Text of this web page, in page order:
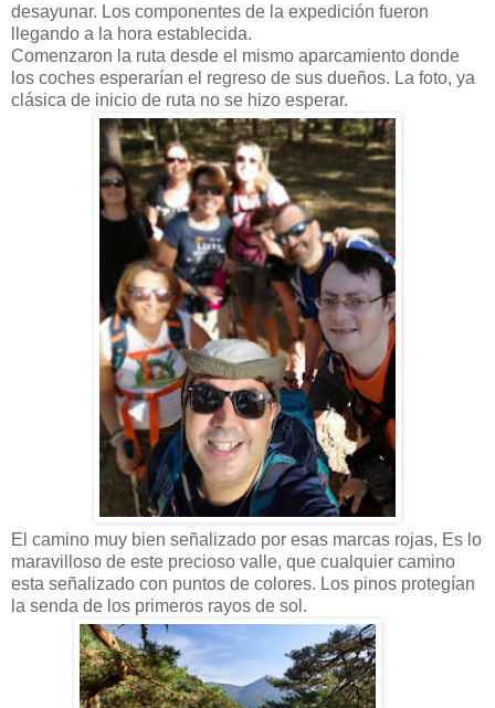
desayunar. Los componentes de la expedición fueron
llegando a la hora establecida.
Comenzaron la ruta desde el mismo aparcamiento donde
los coches esperarían el regreso de sus dueños. La foto, ya
clásica de inicio de ruta no se hizo esperar.
El camino muy bien señalizado por esas marcas rojas, Es lo
maravilloso de este precioso valle, que cualquier camino
esta señalizado con puntos de colores. Los pinos protegían
la senda de los primeros rayos de sol.